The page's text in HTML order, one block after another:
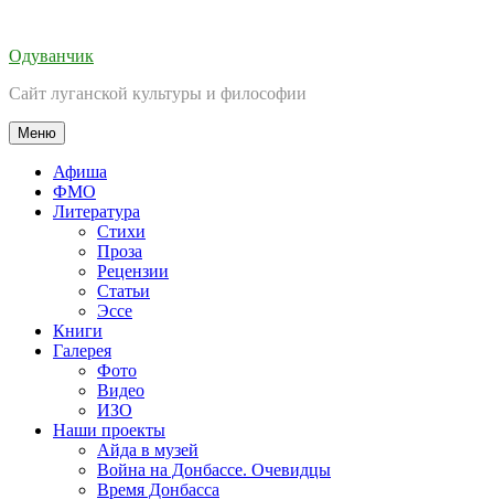
содержимому
Одуванчик
Сайт луганской культуры и философии
Меню
Афиша
ФМО
Литература
Стихи
Проза
Рецензии
Статьи
Эссе
Книги
Галерея
Фото
Видео
ИЗО
Наши проекты
Айда в музей
Война на Донбассе. Очевидцы
Время Донбасса